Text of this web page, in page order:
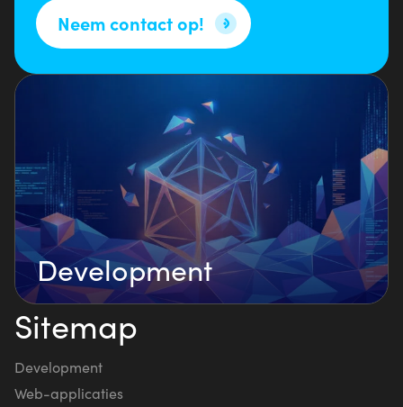
Neem contact op!
Development
Sitemap
Development
Web-applicaties